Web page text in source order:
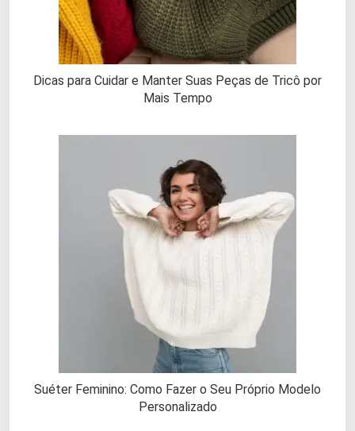
Dicas para Cuidar e Manter Suas Peças de Tricô por
Mais Tempo
Suéter Feminino: Como Fazer o Seu Próprio Modelo
Personalizado